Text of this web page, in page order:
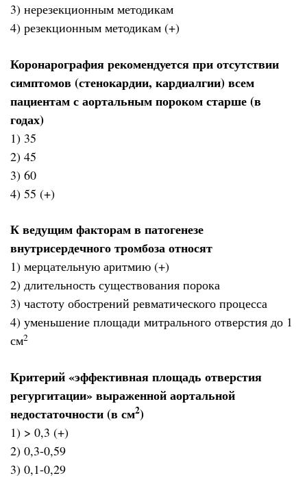
3) нерезекционным методикам
4) резекционным методикам (+)
Коронарография рекомендуется при отсутствии
симптомов (стенокардии, кардиалгии) всем
пациентам с аортальным пороком старше (в
годах)
1) 35
2) 45
3) 60
4) 55 (+)
К ведущим факторам в патогенезе
внутрисердечного тромбоза относят
1) мерцательную аритмию (+)
2) длительность существования порока
3) частоту обострений ревматического процесса
4) уменьшение площади митрального отверстия до 1
см2
Критерий «эффективная площадь отверстия
регургитации» выраженной аортальной
недостаточности (в см2)
1) > 0,3 (+)
2) 0,3-0,59
3) 0,1-0,29